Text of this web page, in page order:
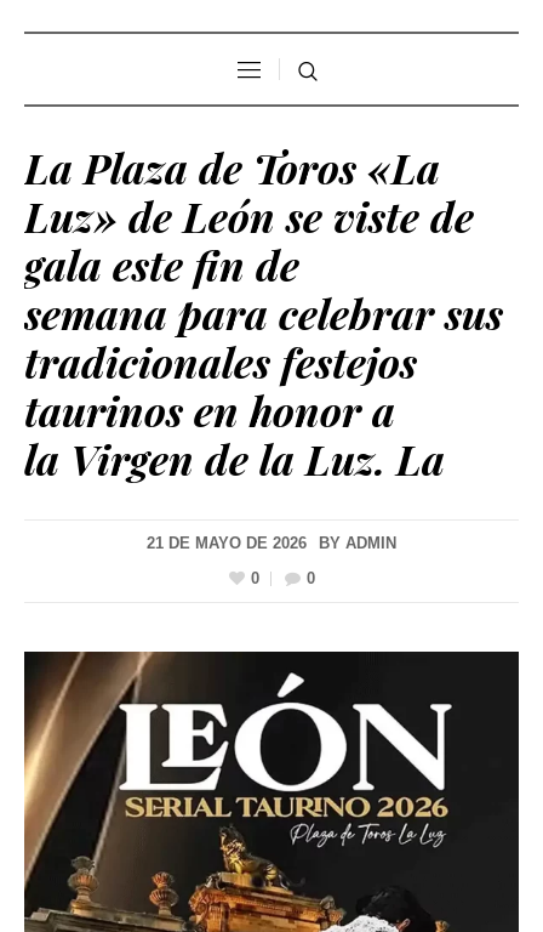
La Plaza de Toros «La
Luz» de León se viste de
gala este fin de
semana para celebrar sus
tradicionales festejos
taurinos en honor a
la Virgen de la Luz. La
21 DE MAYO DE 2026 BY ADMIN
0
0